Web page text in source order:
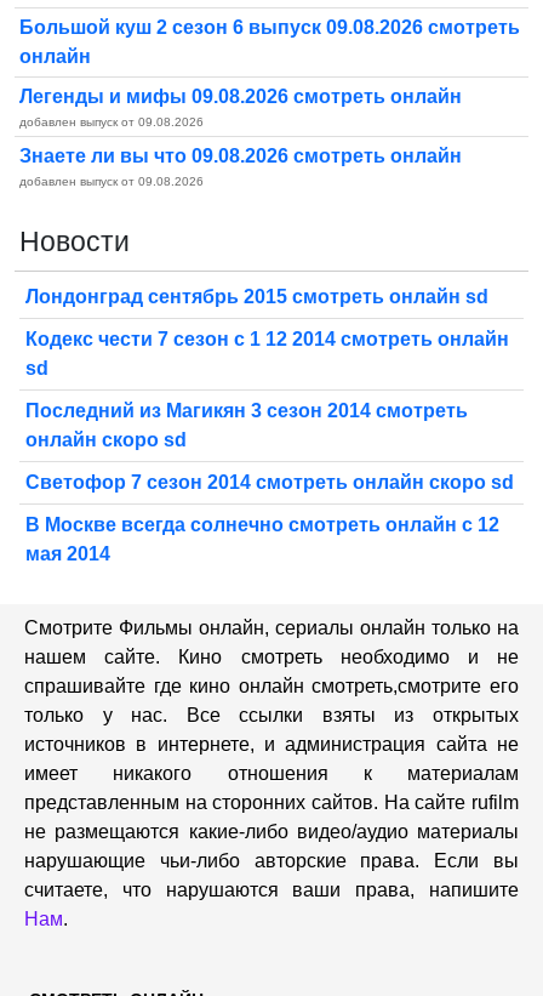
Большой куш 2 сезон 6 выпуск 09.08.2026 смотреть
онлайн
Легенды и мифы 09.08.2026 смотреть онлайн
добавлен выпуск от 09.08.2026
Знаете ли вы что 09.08.2026 смотреть онлайн
добавлен выпуск от 09.08.2026
Новости
Лондонград сентябрь 2015 смотреть онлайн sd
Кодекс чести 7 сезон с 1 12 2014 смотреть онлайн
sd
Последний из Магикян 3 сезон 2014 смотреть
онлайн скоро sd
Светофор 7 сезон 2014 смотреть онлайн скоро sd
В Москве всегда солнечно смотреть онлайн с 12
мая 2014
Смотрите Фильмы онлайн, сериалы онлайн только на
нашем сайте. Кино смотреть необходимо и не
спрашивайте где кино онлайн смотреть,cмотрите его
только у нас. Все ссылки взяты из открытых
источников в интернете, и администрация сайта не
имеет никакого отношения к материалам
представленным на сторонних сайтов. На сайте rufilm
не размещаются какие-либо видео/аудио материалы
нарушающие чьи-либо авторские права. Если вы
считаете, что нарушаются ваши права, напишите
Нам.